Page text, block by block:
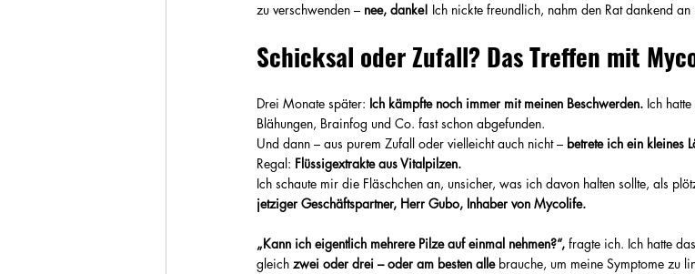
zu verschwenden – nee, danke! Ich nickte freundlich, nahm den Rat dankend
Schicksal oder Zufall? Das Treffen mit
Drei Monate später: Ich kämpfte noch immer mit meinen Beschwerden. Ich
Blähungen, Brainfog und Co. fast schon abgefunden.
Und dann – aus purem Zufall oder vielleicht auch nicht – betrete ich ein kleines
Regal: Flüssigextrakte aus Vitalpilzen.
Ich schaute mir die Fläschchen an, unsicher, was ich davon halten sollte, als
jetziger Geschäftspartner, Herr Gubo, Inhaber von Mycolife.
„Kann ich eigentlich mehrere Pilze auf einmal nehmen?“, fragte ich. Ich hatte
gleich zwei oder drei – oder am besten alle brauche, um meine Symptome zu